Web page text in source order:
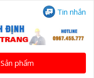
Tin nhắn
Sản phẩm